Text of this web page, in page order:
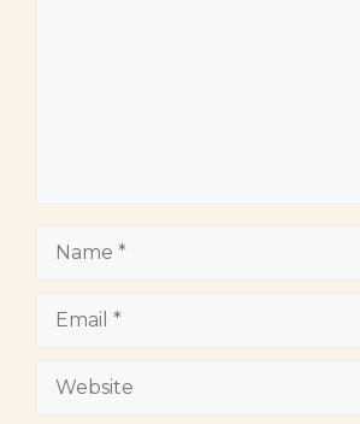
Website